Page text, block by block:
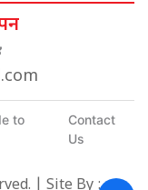
to
Contact
Us
| Site By :